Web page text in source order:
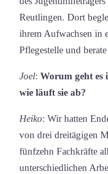
Reutlingen. Dort
ihrem Aufwachsen in
Pflegestelle und
Joel: Worum geht
wie läuft sie ab?
Heiko: Wir hatten
von drei dreitägigen
fünfzehn Fachkräfte
unterschiedlichen